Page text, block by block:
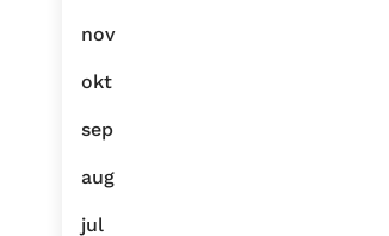
nov
okt
sep
aug
jul